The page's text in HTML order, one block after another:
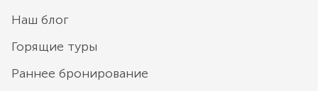
Наш блог
Горящие туры
Раннее бронирование